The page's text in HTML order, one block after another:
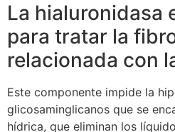
La hialuronidasa
para tratar la
relacionada con
Este componente impide la
glicosaminglicanos que se
hídrica, que eliminan los